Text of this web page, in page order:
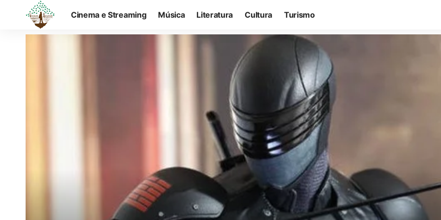
Cinema e Streaming Música Literatura Cultura Turismo